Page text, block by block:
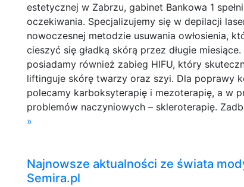
estetycznej w Zabrzu, gabinet Bankowa 1
oczekiwania. Specjalizujemy się w depilacji
nowoczesnej metodzie usuwania owłosienia,
cieszyć się gładką skórą przez długie
posiadamy również zabieg HIFU, który
liftinguje skórę twarzy oraz szyi. Dla poprawy
polecamy karboksyterapię i mezoterapię, a w
problemów naczyniowych – skleroterapię.
»
Najnowsze aktualności ze świata
Semira.pl